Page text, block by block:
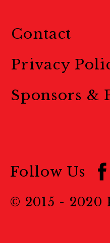
Contact
Privacy
Sponsors &
Follow Us
© 2015 - 2020